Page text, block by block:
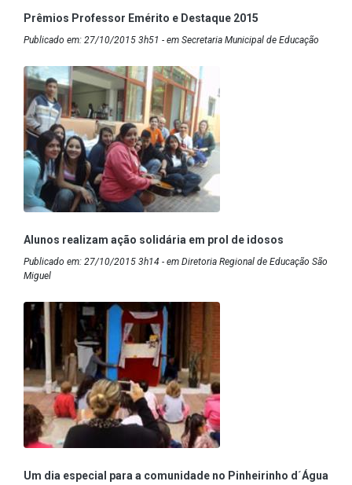
Prêmios Professor Emérito e Destaque 2015
Publicado em: 27/10/2015 3h51 - em Secretaria Municipal de Educação
Alunos realizam ação solidária em prol de idosos
Publicado em: 27/10/2015 3h14 - em Diretoria Regional de Educação São
Miguel
Um dia especial para a comunidade no Pinheirinho d´Água